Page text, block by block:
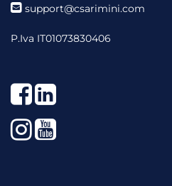
support@csarimini.com
P.Iva IT01073830406
Facebook
LinkedIn
Instagram
YouTube